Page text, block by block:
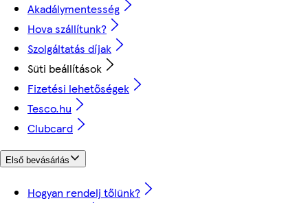
Akadálymentesség
Hova szállítunk?
Szolgáltatás díjak
Süti beállítások
Fizetési lehetőségek
Tesco.hu
Clubcard
Első bevásárlás
Hogyan rendelj tőlünk?